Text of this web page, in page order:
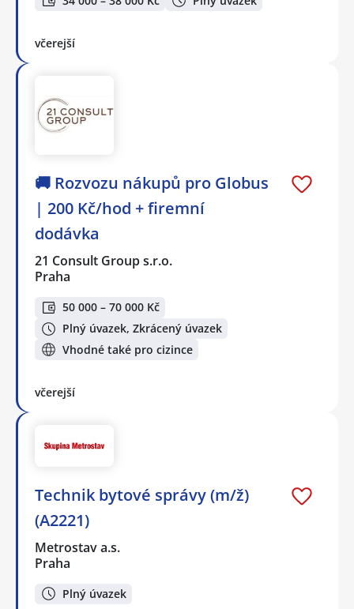
včerejší
🚚 Rozvozu nákupů pro Globus
| 200 Kč/hod + firemní
dodávka
21 Consult Group s.r.o.
Praha
50 000 – 70 000 Kč
Plný úvazek, Zkrácený úvazek
Vhodné také pro cizince
včerejší
Technik bytové správy (m/ž)
(A2221)
Metrostav a.s.
Praha
Plný úvazek